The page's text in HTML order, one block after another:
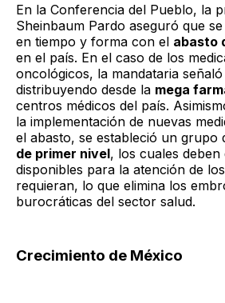
En la Conferencia del Pueblo, la
Sheinbaum Pardo aseguró que
en tiempo y forma con el abasto
en el país. En el caso de los
oncológicos, la mandataria
distribuyendo desde la mega
centros médicos del país.
la implementación de nuevas
el abasto, se estableció un grupo
de primer nivel, los cuales deben
disponibles para la atención de
requieran, lo que elimina los
burocráticas del sector salud.
Crecimiento de México